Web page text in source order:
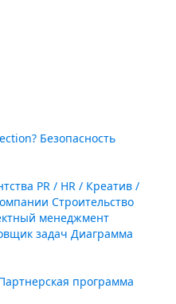
Безопасность
PR / HR / Креатив /
Строительство
менеджмент
задач Диаграмма
программа